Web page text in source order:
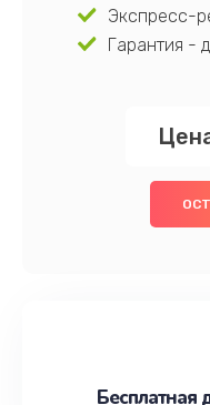
Экспресс-
Гарантия -
Бесплатная